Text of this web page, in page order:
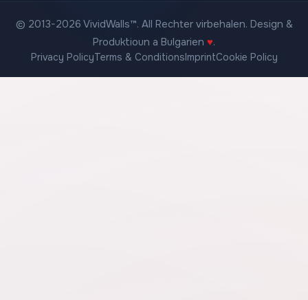
© 2013-2026 VividWalls™. All Rechter virbehalen. Design &
Produktioun a Bulgarien ♥.
Privacy PolicyTerms & Conditions ImprintCookie Policy